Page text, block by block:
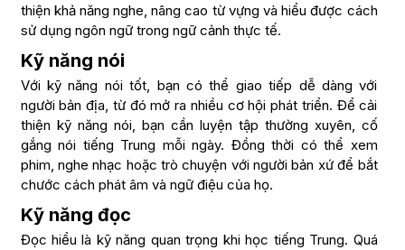
thiện khả năng nghe, nâng cao từ vựng và hiểu được cách
sử dụng ngôn ngữ trong ngữ cảnh thực tế.
Kỹ năng nói
Với kỹ năng nói tốt, bạn có thể giao tiếp dễ dàng với
người bản địa, từ đó mở ra nhiều cơ hội phát triển. Để cải
thiện kỹ năng nói, bạn cần luyện tập thường xuyên, cố
gắng nói tiếng Trung mỗi ngày. Đồng thời có thể xem
phim, nghe nhạc hoặc trò chuyện với người bản xứ để bắt
chước cách phát âm và ngữ điệu của họ.
Kỹ năng đọc
Đọc hiểu là kỹ năng quan trọng khi học tiếng Trung. Quá